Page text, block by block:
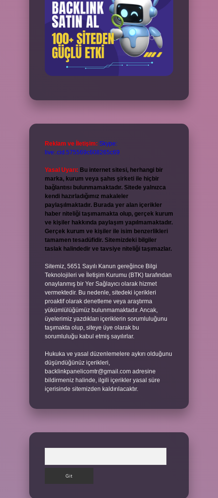
Reklam ve İletişim: Skype:
live:.cid.575569c608265c69
Yasal Uyarı: Bu internet sitesi, herhangi bir
marka, kurum veya şahıs şirketi ile hiçbir
bağlantısı bulunmamaktadır. Sitede yalnızca
kendi hazırladığımız makaleler
paylaşılmaktadır. Burada yer alan içerikler
haber niteliği taşımamakta olup, gerçek kurum
ve kişiler hakkında paylaşım yapılmamaktadır.
Gerçek kurum ve kişiler ile isim benzerlikleri
tamamen tesadüfidir. Sitemizdeki bilgiler
taslak halindedir ve tavsiye niteliği taşımazlar.
Sitemiz, 5651 Sayılı Kanun gereğince Bilgi
Teknolojileri ve İletişim Kurumu (BTK) tarafından
onaylanmış bir Yer Sağlayıcı olarak hizmet
vermektedir. Bu nedenle, sitedeki içerikleri
proaktif olarak denetleme veya araştırma
yükümlülüğümüz bulunmamaktadır. Ancak,
üyelerimiz yazdıkları içeriklerin sorumluluğunu
taşımakta olup, siteye üye olarak bu
sorumluluğu kabul etmiş sayılırlar.
Hukuka ve yasal düzenlemelere aykırı olduğunu
düşündüğünüz içerikleri,
backlinkpanelicomtr@gmail.com adresine
bildirmeniz halinde, ilgili içerikler yasal süre
içerisinde sitemizden kaldırılacaktır.